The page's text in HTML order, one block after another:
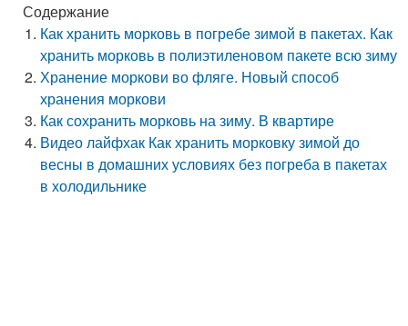
Содержание
Как хранить морковь в погребе зимой в пакетах. Как
хранить морковь в полиэтиленовом пакете всю зиму
Хранение моркови во фляге. Новый способ
хранения моркови
Как сохранить морковь на зиму. В квартире
Видео лайфхак Как хранить морковку зимой до
весны в домашних условиях без погреба в пакетах
в холодильнике